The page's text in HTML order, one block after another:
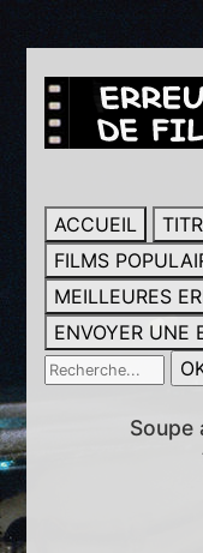
ACCUEIL
FILMS
MEILLEURES
ENVOYER UNE
Soupe